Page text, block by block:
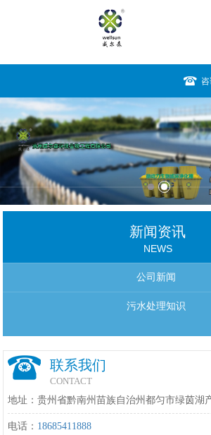
咨
新闻资讯
NEWS
公司新闻
污水处理知识
联系我们
CONTACT
地址：贵州省黔南州苗族自治州都匀市绿茵湖
电话： 18685411888